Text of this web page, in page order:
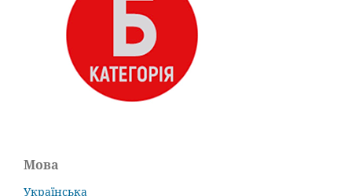
Мова
Українська